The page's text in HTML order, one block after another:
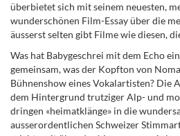
überbietet sich mit seinem neuesten,
wunderschönen Film-Essay über die
äusserst selten gibt Filme wie diesen,
Was hat Babygeschrei mit dem Echo
gemeinsam, was der Kopfton von
Bühnenshow eines Vokalartisten? Die
dem Hintergrund trutziger Alp- und
dringen «heimatklänge» in die
ausserordentlichen Schweizer